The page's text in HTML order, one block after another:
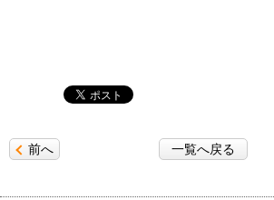
前へ 一覧へ戻る